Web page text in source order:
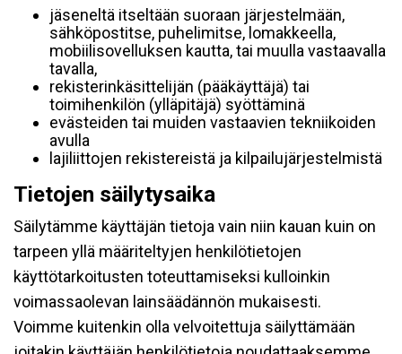
jäseneltä itseltään suoraan järjestelmään,
sähköpostitse, puhelimitse, lomakkeella,
mobiilisovelluksen kautta, tai muulla vastaavalla
tavalla,
rekisterinkäsittelijän (pääkäyttäjä) tai
toimihenkilön (ylläpitäjä) syöttäminä
evästeiden tai muiden vastaavien tekniikoiden
avulla
lajiliittojen rekistereistä ja kilpailujärjestelmistä
Tietojen säilytysaika
Säilytämme käyttäjän tietoja vain niin kauan kuin on
tarpeen yllä määriteltyjen henkilötietojen
käyttötarkoitusten toteuttamiseksi kulloinkin
voimassaolevan lainsäädännön mukaisesti.
Voimme kuitenkin olla velvoitettuja säilyttämään